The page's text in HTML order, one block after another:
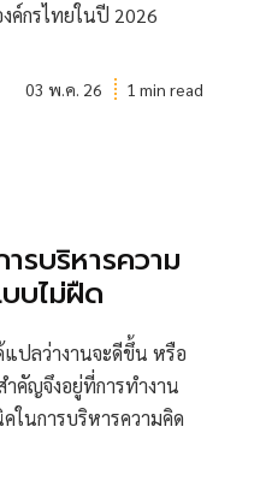
งค์กรไทยในปี 2026
03 พ.ค. 26 1 min read
รบริหารความ
บไม่ฝืด
ปลว่างานจะดีขึ้น หรือ
ำคัญจึงอยู่ที่การทำงาน
ในการบริหารความคิด